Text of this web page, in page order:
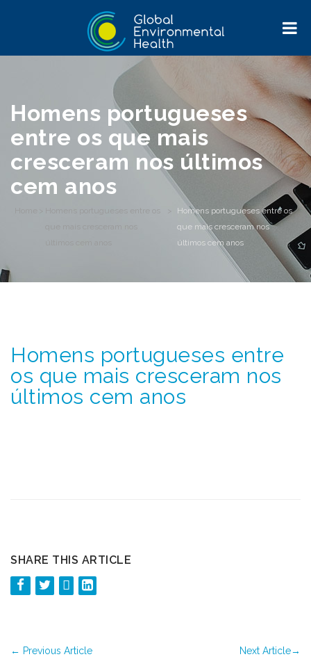
Homens portugueses
entre os que mais
cresceram nos últimos
cem anos
Homens portugueses entre os
Homens portugueses entre os
que mais cresceram nos
últimos cem anos
Homens portugueses entre
os que mais cresceram nos
últimos cem anos
SHARE THIS ARTICLE
← Previous Article Next Article→